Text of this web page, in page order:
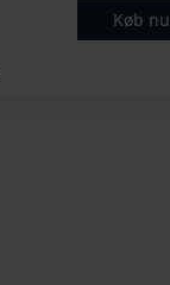
Køb nu